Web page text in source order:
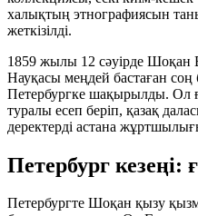
халықтың этнографиясын
жеткізілді.
1859 жылы 12 сәуірде Шоқан
Науқасы меңдей бастаған соң
Петербургке шақырылды. Ол
туралы есеп беріп, қазақ
деректерді астана
Петербург
Петербургте Шоқан қызу